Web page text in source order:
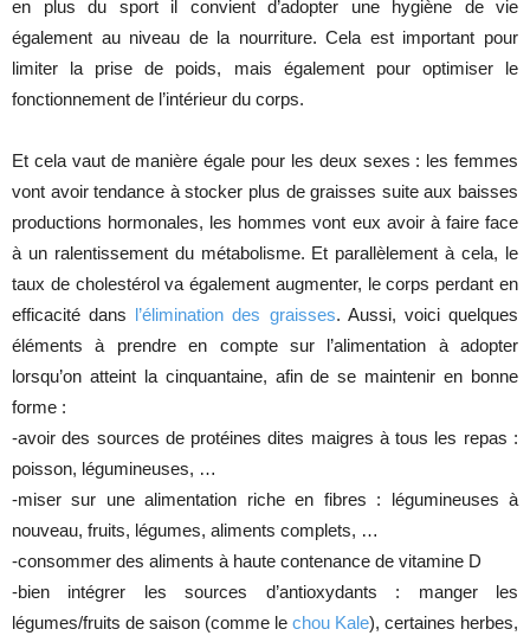
en plus du sport il convient d’adopter une hygiène de vie
également au niveau de la nourriture. Cela est important pour
limiter la prise de poids, mais également pour optimiser le
fonctionnement de l’intérieur du corps.
Et cela vaut de manière égale pour les deux sexes : les femmes
vont avoir tendance à stocker plus de graisses suite aux baisses
productions hormonales, les hommes vont eux avoir à faire face
à un ralentissement du métabolisme. Et parallèlement à cela, le
taux de cholestérol va également augmenter, le corps perdant en
efficacité dans l’élimination des graisses. Aussi, voici quelques
éléments à prendre en compte sur l’alimentation à adopter
lorsqu’on atteint la cinquantaine, afin de se maintenir en bonne
forme :
-avoir des sources de protéines dites maigres à tous les repas :
poisson, légumineuses, …
-miser sur une alimentation riche en fibres : légumineuses à
nouveau, fruits, légumes, aliments complets, …
-consommer des aliments à haute contenance de vitamine D
-bien intégrer les sources d’antioxydants : manger les
légumes/fruits de saison (comme le chou Kale), certaines herbes,